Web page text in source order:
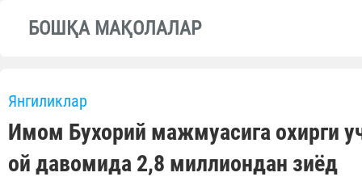
БОШҚА МАҚОЛАЛАР
Янгиликлар
Имом Бухорий мажмуасига охирги
ой давомида 2,8 миллиондан зиёд